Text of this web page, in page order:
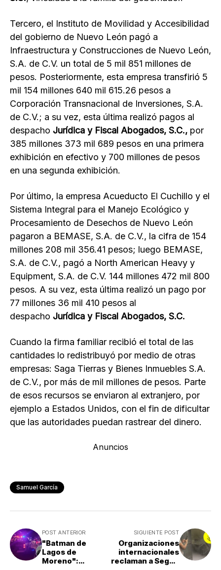
Tercero, el Instituto de Movilidad y Accesibilidad
del gobierno de Nuevo León pagó a
Infraestructura y Construcciones de Nuevo León,
S.A. de C.V. un total de 5 mil 851 millones de
pesos. Posteriormente, esta empresa transfirió 5
mil 154 millones 640 mil 615.26 pesos a
Corporación Transnacional de Inversiones, S.A.
de C.V.; a su vez, esta última realizó pagos al
despacho Jurídica y Fiscal Abogados, S.C., por
385 millones 373 mil 689 pesos en una primera
exhibición en efectivo y 700 millones de pesos
en una segunda exhibición.
Por último, la empresa Acueducto El Cuchillo y el
Sistema Integral para el Manejo Ecológico y
Procesamiento de Desechos de Nuevo León
pagaron a BEMASE, S.A. de C.V., la cifra de 154
millones 208 mil 356.41 pesos; luego BEMASE,
S.A. de C.V., pagó a North American Heavy y
Equipment, S.A. de C.V. 144 millones 472 mil 800
pesos. A su vez, esta última realizó un pago por
77 millones 36 mil 410 pesos al
despacho Jurídica y Fiscal Abogados, S.C.
Cuando la firma familiar recibió el total de las
cantidades lo redistribuyó por medio de otras
empresas: Saga Tierras y Bienes Inmuebles S.A.
de C.V., por más de mil millones de pesos. Parte
de esos recursos se enviaron al extranjero, por
ejemplo a Estados Unidos, con el fin de dificultar
que las autoridades puedan rastrear del dinero.
Anuncios
Samuel García
POST ANTERIOR
"Batman de
Lagos de
Moreno":
SIGUIENTE POST
Organizaciones
internacionales
reclaman a Segob